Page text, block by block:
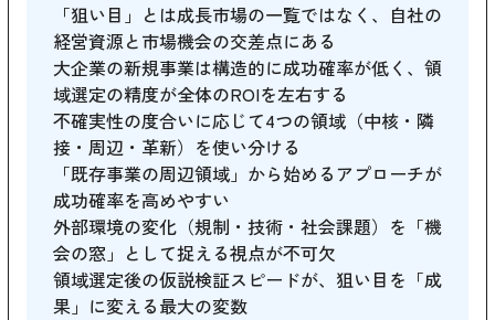
「狙い目」とは成長市場の一覧ではなく、自社の
経営資源と市場機会の交差点にある
大企業の新規事業は構造的に成功確率が低く、領
域選定の精度が全体のROIを左右する
不確実性の度合いに応じて4つの領域（中核・隣
接・周辺・革新）を使い分ける
「既存事業の周辺領域」から始めるアプローチが
成功確率を高めやすい
外部環境の変化（規制・技術・社会課題）を「機
会の窓」として捉える視点が不可欠
領域選定後の仮説検証スピードが、狙い目を「成
果」に変える最大の変数